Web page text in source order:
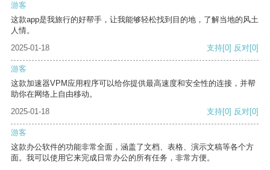
游客
这款app是我旅行的好帮手，让我能够轻松找到目的地，了解当地的风土
人情。
2025-01-18
支持[0] 反对[0]
游客
这款加速器VPM应用程序可以给你提供最高速度和安全性的连接，并帮
助你在网络上自由移动。
2025-01-18
支持[0] 反对[0]
游客
这款办公软件的功能非常全面，涵盖了文档、表格、演示文稿等各个方
面。我可以使用它来完成日常办公的所有任务，非常方便。